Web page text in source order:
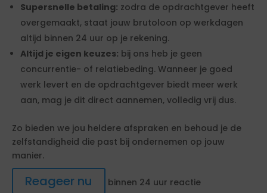
Supersnelle betaling: zodra de opdrachtgever heeft
overgemaakt, staat jouw brutoloon op werkdagen
altijd binnen 24 uur op je rekening.
Altijd je eigen keuzes: bij ons heb je geen
concurrentie- of relatiebeding. Wanneer je goed
werk levert en de opdrachtgever biedt meer werk
aan, mag je dit direct aannemen, volledig vrij dus.
Zo bieden we jou heldere afspraken en behoud je de
zelfstandigheid die past bij ondernemen op jouw
manier.
Reageer nu
binnen 24 uur reactie